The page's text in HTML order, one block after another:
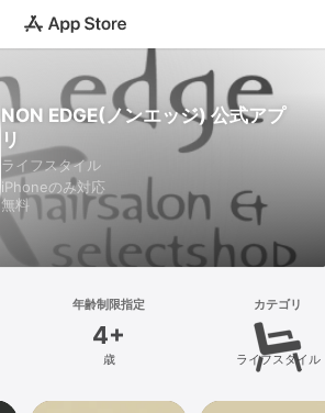
NON EDGE(ノンエッジ) 公式アプ
リ
ライフスタイル
iPhoneのみ対応
無料
年齢制限指定
4+
歳
カテゴリ
ライフスタイル